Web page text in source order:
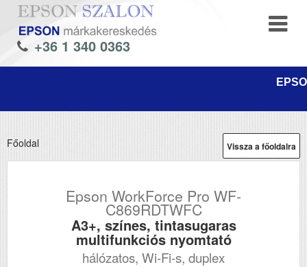
+36 1 340 0363
Vissza a főoldalra
Főoldal
Epson WorkForce Pro WF-
C869RDTWFC
A3+, színes, tintasugaras
multifunkciós nyomtató
hálózatos, Wi-Fi-s, duplex